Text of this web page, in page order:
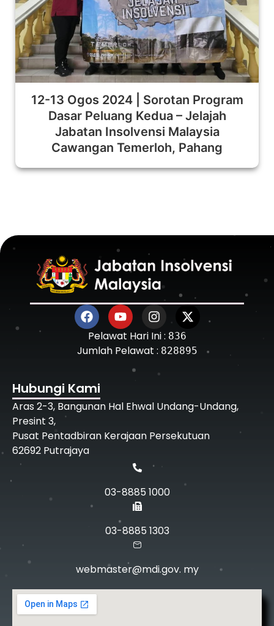
12-13 Ogos 2024 | Sorotan Program
Dasar Peluang Kedua – Jelajah
Jabatan Insolvensi Malaysia
Cawangan Temerloh, Pahang
Pelawat Hari Ini : 836
Jumlah Pelawat : 828895
Hubungi Kami
Aras 2-3, Bangunan Hal Ehwal Undang-Undang,
Presint 3,
Pusat Pentadbiran Kerajaan Persekutuan
62692 Putrajaya
03-8885 1000
03-8885 1303
webmaster@mdi.gov. my